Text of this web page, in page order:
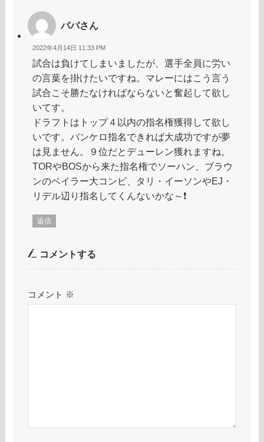
パパさん
2022年4月14日 11:33 PM
試合は負けてしまいましたが、選手全員に労い
の言葉を掛けたいですね。マレーにはこう言う
試合こそ勝たなければならないと奮起して欲し
いてす。
ドラフトはトップ４以内の指名権獲得して欲し
いです。バンケロ指名できれば大成功ですが夢
は見ません。９位だとデューレン獲れますね。
TORやBOSから来た指名権でソーハン、ブラウ
ンのベイラー大コンビ、タリ・イーソンやEJ・
リデル辺り指名してくんないかな～❗️
返信
コメントする
コメント ※